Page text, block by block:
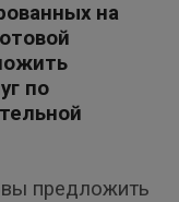
на
по
предложить